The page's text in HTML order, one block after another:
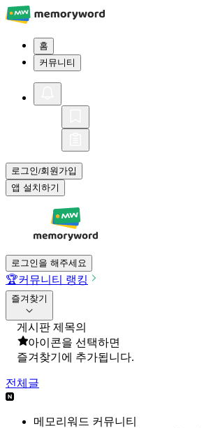
홈
커뮤니티
로그인/회원가입
앱 설치하기
로그인을 해주세요
🏆커뮤니티 랭킹
즐겨찾기
게시판 제목의
아이콘을 선택하면
즐겨찾기에 추가됩니다.
전체글
메모리워드 커뮤니티